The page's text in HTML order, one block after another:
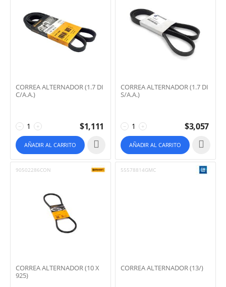
CORREA ALTERNADOR (1.7 DI
C/A.A.)
+
− $1,111
AÑADIR AL CARRITO
CORREA ALTERNADOR (1.7 DI
S/A.A.)
+
− $3,057
AÑADIR AL CARRITO
90502286CON
CORREA ALTERNADOR (10 X
925)
55578814GMC
CORREA ALTERNADOR (13/)